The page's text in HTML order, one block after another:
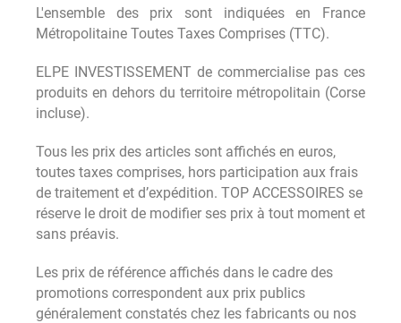
L'ensemble des prix sont indiquées en France
Métropolitaine Toutes Taxes Comprises (TTC).
ELPE INVESTISSEMENT de commercialise pas ces
produits en dehors du territoire métropolitain (Corse
incluse).
Tous les prix des articles sont affichés en euros,
toutes taxes comprises, hors participation aux frais
de traitement et d’expédition. TOP ACCESSOIRES se
réserve le droit de modifier ses prix à tout moment et
sans préavis.
Les prix de référence affichés dans le cadre des
promotions correspondent aux prix publics
généralement constatés chez les fabricants ou nos